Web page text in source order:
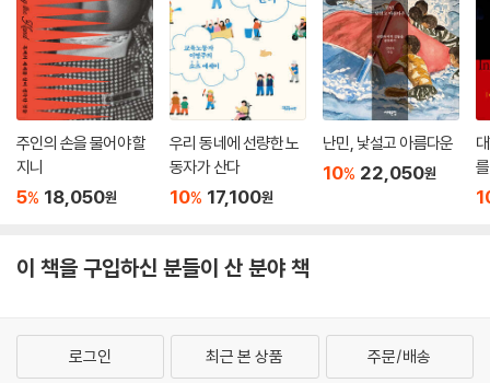
- 룬디 밴크로프트 (『그 남자는 도대체 왜 그럴까』 저자)
주인의 손을 물어야 할
지니
5% 18,050원
우리 동네에 선량한 노
동자가 산다
10% 17,100원
난민, 낯설고 아름다운
10% 22,050원
이 책을 구입하신 분들이 산 분야 책
로그인 최근 본 상품 주문/배송